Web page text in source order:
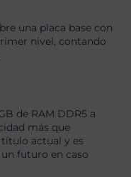
una placa base con
nivel, contando
de RAM DDR5 a
más que
actual y es
futuro en caso